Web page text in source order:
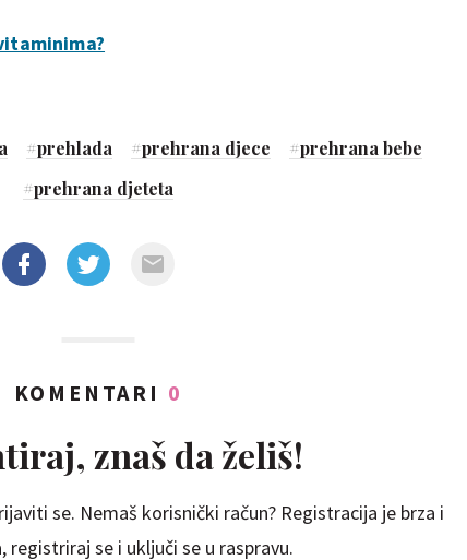
#prehlada #prehrana djece #prehrana bebe
#prehrana djeteta
KOMENTARI 0
znaš da želiš!
se. Nemaš korisnički račun? Registracija je brza i
registriraj se i uključi se u raspravu.